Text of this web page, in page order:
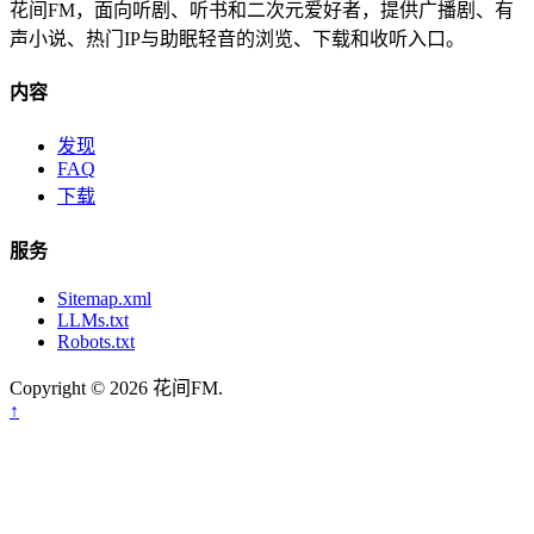
花间FM，面向听剧、听书和二次元爱好者，提供广播剧、有
声小说、热门IP与助眠轻音的浏览、下载和收听入口。
内容
发现
FAQ
下载
服务
Sitemap.xml
LLMs.txt
Robots.txt
Copyright © 2026 花间FM.
↑